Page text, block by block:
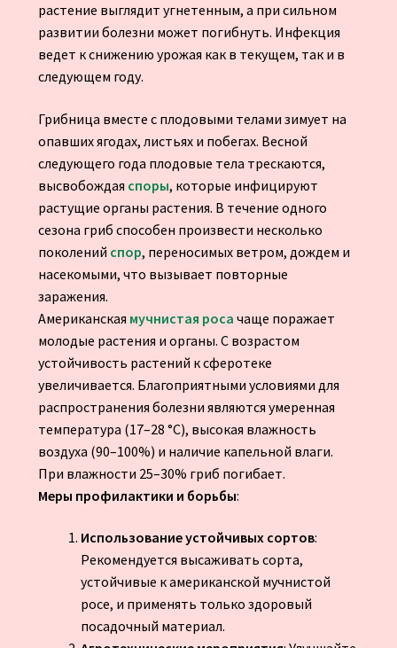
растение выглядит угнетенным, а при сильном
развитии болезни может погибнуть. Инфекция
ведет к снижению урожая как в текущем, так и в
следующем году.
Грибница вместе с плодовыми телами зимует на
опавших ягодах, листьях и побегах. Весной
следующего года плодовые тела трескаются,
высвобождая споры, которые инфицируют
растущие органы растения. В течение одного
сезона гриб способен произвести несколько
поколений спор, переносимых ветром, дождем и
насекомыми, что вызывает повторные
заражения.
Американская мучнистая роса чаще поражает
молодые растения и органы. С возрастом
устойчивость растений к сферотеке
увеличивается. Благоприятными условиями для
распространения болезни являются умеренная
температура (17–28 °C), высокая влажность
воздуха (90–100%) и наличие капельной влаги.
При влажности 25–30% гриб погибает.
Меры профилактики и борьбы:
Использование устойчивых сортов:
Рекомендуется высаживать сорта,
устойчивые к американской мучнистой
росе, и применять только здоровый
посадочный материал.